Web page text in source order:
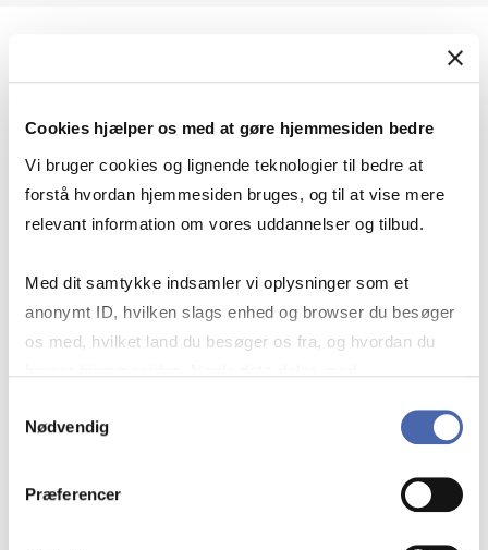
Cookies hjælper os med at gøre hjemmesiden bedre
Vi bruger cookies og lignende teknologier til bedre at
forstå hvordan hjemmesiden bruges, og til at vise mere
relevant information om vores uddannelser og tilbud.
Med dit samtykke indsamler vi oplysninger som et
anonymt ID, hvilken slags enhed og browser du besøger
os med, hvilket land du besøger os fra, og hvordan du
markedsføring. Du bestemmer selv - og kan altid trække
Nødvendig
Præferencer
Geopolitik og businesssikkerhed
navigerer man som virksomhed?